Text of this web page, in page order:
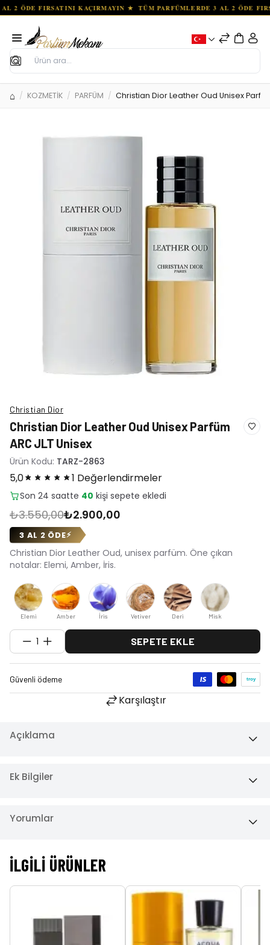
Ara
KOZMETİK PARFÜM Christian Dior Leather Oud Unisex
Christian Dior
Christian Dior Leather Oud Unisex Parfüm
ARC JLT Unisex
Ürün Kodu: TARZ-2863
5,0 1 Değerlendirmeler
Son 24 saatte 40 adet satıldı
₺3.550,00₺2.900,00
3 AL 2 ÖDE⚡
Christian Dior Leather Oud, unisex parfüm. Öne çıkan
notalar: Elemi, Amber, İris.
Elemi Amber İris Vetiver Deri Misk
1 SEPETE EKLE
Karşılaştır
Açıklama
Ek Bilgiler
Yorumlar
İLGILI ÜRÜNLER